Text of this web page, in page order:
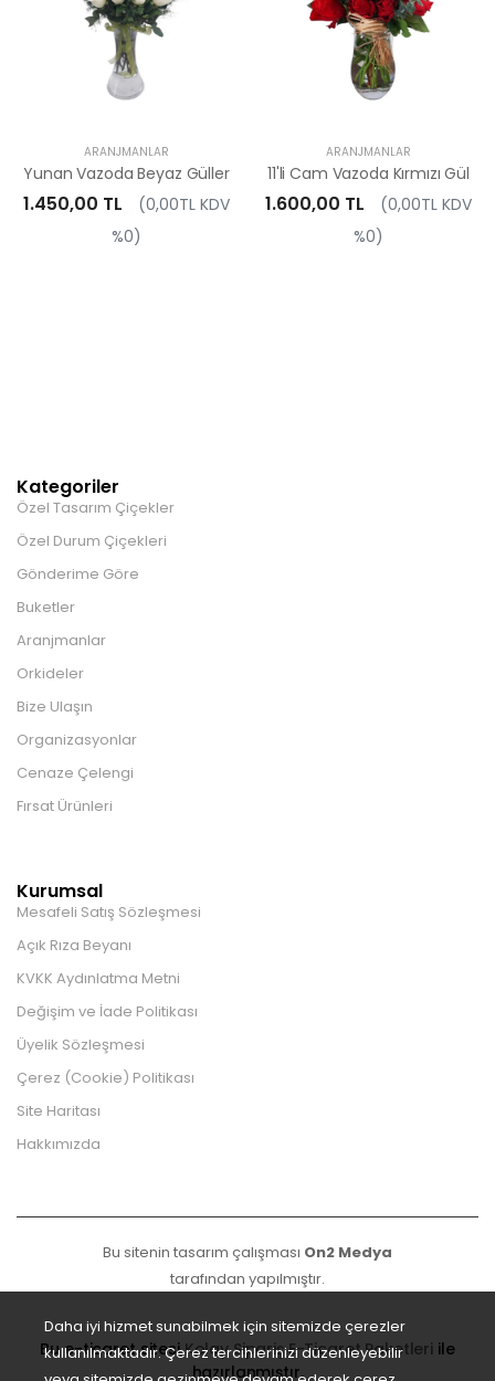
ARANJMANLAR
Yunan Vazoda Beyaz Güller
1.450,00 TL
(0,00TL KDV
%0)
ARANJMANLAR
11'li Cam Vazoda Kırmızı Gül
1.600,00 TL
(0,00TL KDV
%0)
Kategoriler
Özel Tasarım Çiçekler
Özel Durum Çiçekleri
Gönderime Göre
Buketler
Aranjmanlar
Orkideler
Bize Ulaşın
Organizasyonlar
Cenaze Çelengi
Fırsat Ürünleri
Kurumsal
Mesafeli Satış Sözleşmesi
Açık Rıza Beyanı
KVKK Aydınlatma Metni
Değişim ve İade Politikası
Üyelik Sözleşmesi
Çerez (Cookie) Politikası
Site Haritası
Hakkımızda
Bu sitenin tasarım çalışması On2 Medya
tarafından yapılmıştır.
Bu e-ticaret sitesiKolay Sipariş E-Ticaret Paketleri ile
hazırlanmıştır.
Daha iyi hizmet sunabilmek için sitemizde çerezler
kullanılmaktadır. Çerez tercihlerinizi düzenleyebilir